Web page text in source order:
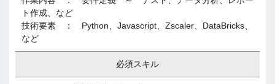
ト作成、など
技術要素 ： Python、Javascript、Zscaler、DataBricks、
など
必須スキル